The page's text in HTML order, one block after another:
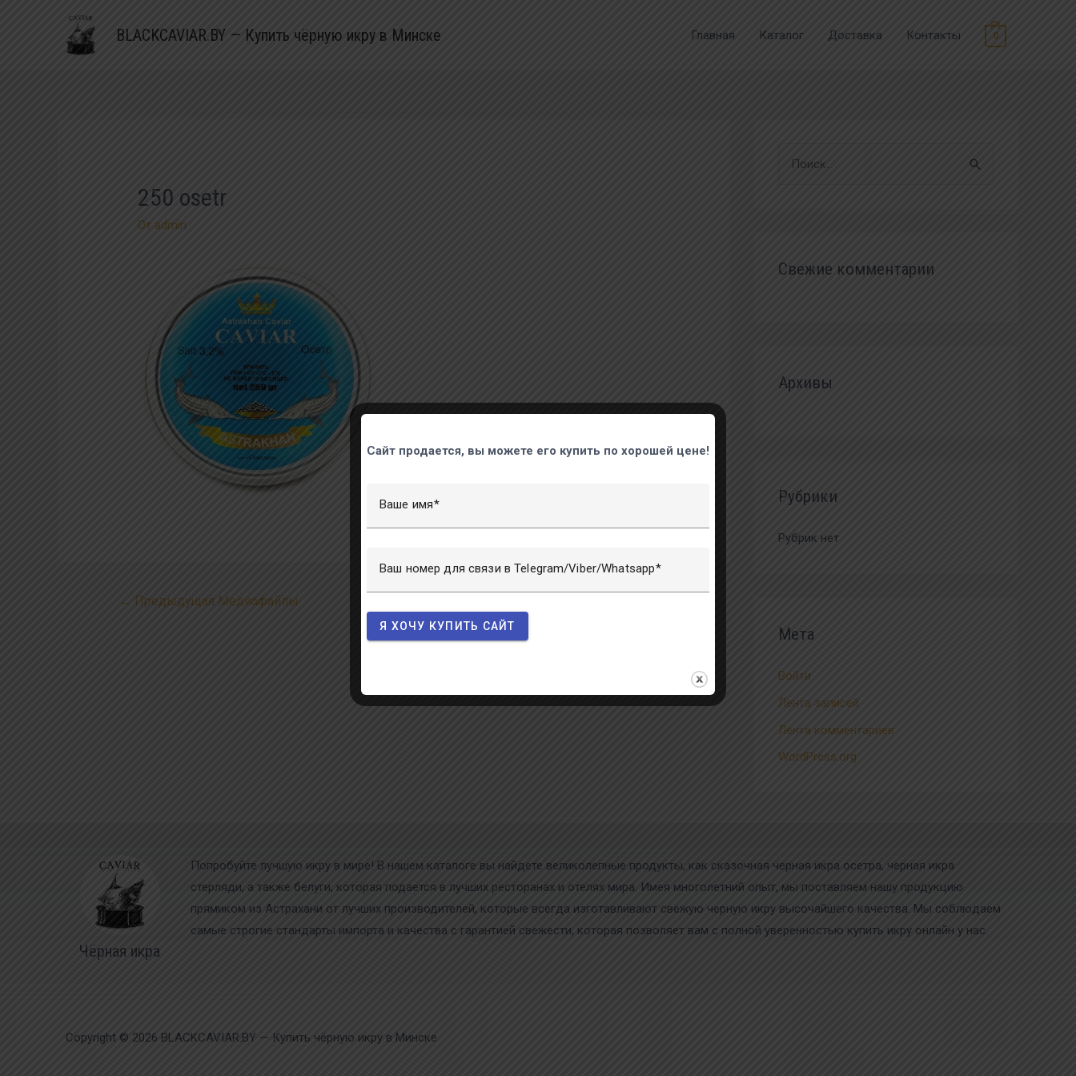
BLACKCAVIAR.BY — Купить чёрную икру в Минске Главная Каталог Доставка Контакты 0
250 osetr
От admin
← Предыдущая Медиафайлы
Свежие комментарии
Архивы
Рубрики
Рубрик нет
Мета
Войти
Лента записей
Лента комментариев
WordPress.org
Чёрная икра
Попробуйте лучшую икру в мире! В нашем каталоге вы найдете великолепные продукты, как сказочная черная икра осетра, черная икра
стерляди, а также белуги, которая подается в лучших ресторанах и отелях мира. Имея многолетний опыт, мы поставляем нашу продукцию
прямиком из Астрахани от лучших производителей, которые всегда изготавливают свежую черную икру высочайшего качества. Мы соблюдаем
самые строгие стандарты импорта и качества с гарантией свежести, которая позволяет вам с полной уверенностью купить икру онлайн у нас.
Copyright © 2026 BLACKCAVIAR.BY — Купить чёрную икру в Минске
Сайт продается, вы можете его купить по хорошей цене!
Ваше имя
Ваш номер для связи в Telegram/Viber/Whatsapp
Я ХОЧУ КУПИТЬ САЙТ